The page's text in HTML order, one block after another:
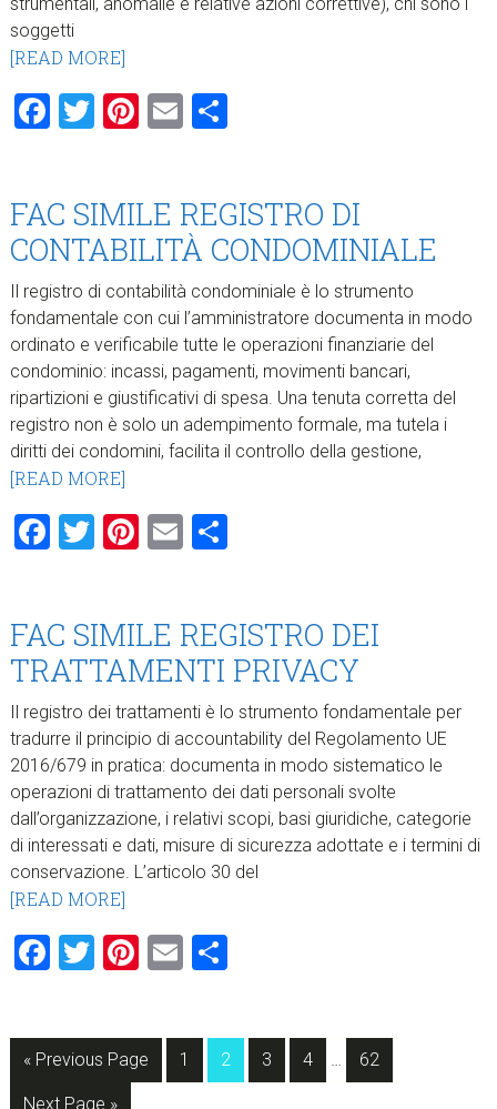
soggetti
[READ MORE]
Facebook
Twitter
Pinterest
EmailCondividi
FAC SIMILE REGISTRO DI
CONTABILITÀ CONDOMINIALE
Il registro di contabilità condominiale è lo strumento
fondamentale con cui l’amministratore documenta in modo
ordinato e verificabile tutte le operazioni finanziarie del
condominio: incassi, pagamenti, movimenti bancari,
ripartizioni e giustificativi di spesa. Una tenuta corretta del
registro non è solo un adempimento formale, ma tutela i
diritti dei condomini, facilita il controllo della gestione,
[READ MORE]
Facebook
Twitter
Pinterest
EmailCondividi
FAC SIMILE REGISTRO DEI
TRATTAMENTI PRIVACY
Il registro dei trattamenti è lo strumento fondamentale per
tradurre il principio di accountability del Regolamento UE
2016/679 in pratica: documenta in modo sistematico le
operazioni di trattamento dei dati personali svolte
dall’organizzazione, i relativi scopi, basi giuridiche, categorie
di interessati e dati, misure di sicurezza adottate e i termini di
conservazione. L’articolo 30 del
[READ MORE]
Facebook
Twitter
Pinterest
EmailCondividi
« Go
Previous Page Page
1 Page
2 Page
3 Page
4
Interim
… Page
62
Go
Next Page »